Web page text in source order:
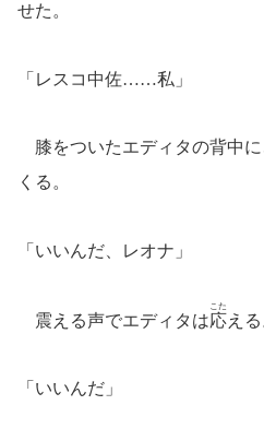
せた。
「レスコ中佐……私」
膝をついたエディタの背中
くる。
「いいんだ、レオナ」
震える声でエディタは応
こた
える
「いいんだ」